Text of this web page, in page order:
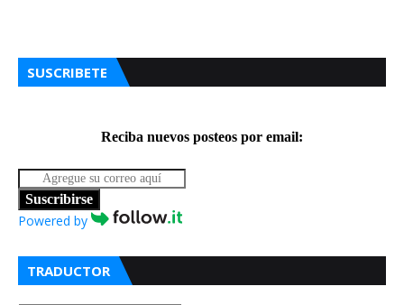
SUSCRIBETE
Reciba nuevos posteos por email:
Suscribirse
Powered by
TRADUCTOR